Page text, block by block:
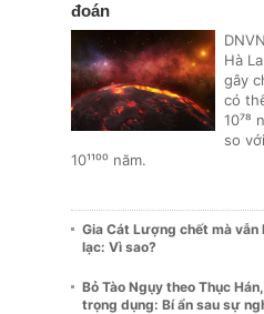
đoán
Hà
gây
có
10⁷⁸
so
10¹¹⁰⁰ năm.
Gia Cát Lượng chết mà vẫn
lạc: Vì sao?
Bỏ Tào Ngụy theo Thục
trọng dụng: Bí ẩn sau sự